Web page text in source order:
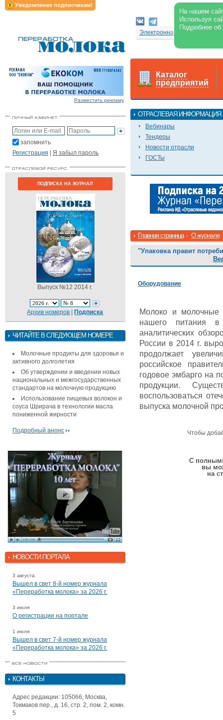
Уведомление подписчикам!
На нашем
Используя
Подробнее
Электронная версия
Разместить рекламу
запомнить
Регистрация | Я забыл пароль
ПОДПИСКА НА ЖУРНАЛ
Выпуск №12 2014 г.
Архив номеров |Подписка
ЧИТАЙТЕ В СЛЕДУЮЩЕМ НОМЕРЕ
Молочные продукты для здоровья и
активного долголетия
Об утверждении и введении новых
национальных и межгосударственных
стандартов на молочную продукцию
Использование пищевых волокон и
соуса Шрирача в технологии масла
пониженной жирности
Подробный анонс
НОВОСТИ ПОРТАЛА
3 августа
Вышел в свет 8-й номер журнала
«Переработка молока» за 2026 г.
3 июля
О регистрации на портале
1 июля
Вышел в свет 7-й номер журнала
«Переработка молока» за 2026 г.
КОНТАКТЫ
Адрес редакции: 105066, Москва,
Токмаков пер., д. 16, стр. 2, пом. 2, комн.
5
Каталог
предприятий
ОТРАСЛЕВАЯ ИНФОРМАЦИЯ
Вебинары
Тендеры
Новости отрасли
ГОСТы
Главная страница О журнале
"Упаковка правит
Оборудование
Молоко и молочные
нашего питания
аналитических
России в 2014 г.
продолжает
российское
годовое эмбарго на
продукции.
воспользоваться
выпуска молочной
Чтобы
С
вы
на